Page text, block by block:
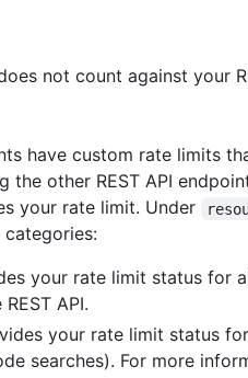
not count against your
have custom rate limits
other REST API
your rate limit. Under
your rate limit status for
API.
your rate limit status
searches). For more